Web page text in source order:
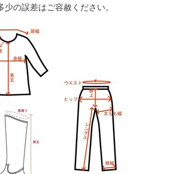
少の誤差はご容赦ください。